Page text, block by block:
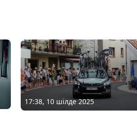
17:38, 10 шілде 2025